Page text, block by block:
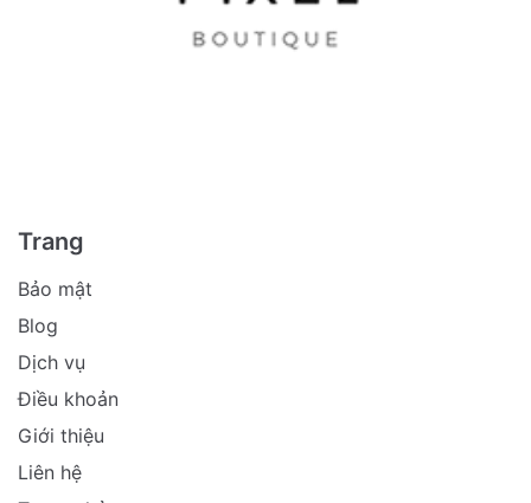
Trang
Bảo mật
Blog
Dịch vụ
Điều khoản
Giới thiệu
Liên hệ